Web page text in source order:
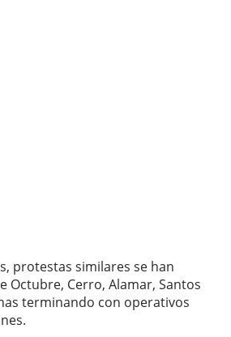
protestas similares se han
Octubre, Cerro, Alamar, Santos
terminando con operativos